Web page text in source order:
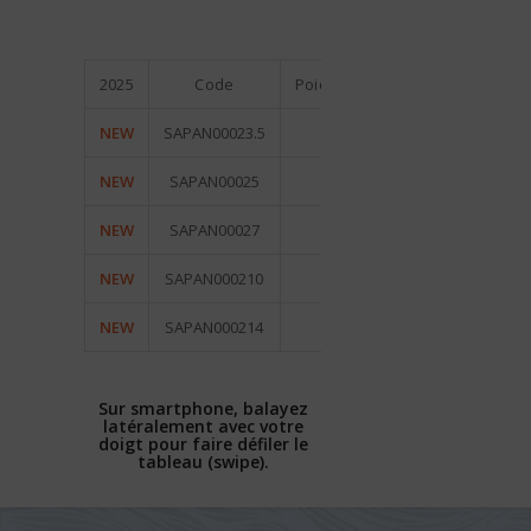
2025 Code Poids / n° Hameçon
NEW SAPAN00023.5
NEW SAPAN00025
NEW SAPAN00027
NEW SAPAN000210
NEW SAPAN000214
Sur smartphone, balayez
latéralement avec votre
doigt pour faire défiler le
tableau (swipe).